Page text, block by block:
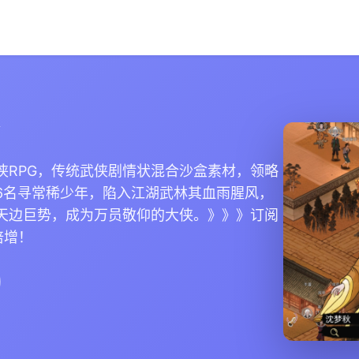
RPG，传统武侠剧情状混合沙盒素材，领略
寻常稀少年，陷入江湖武林其血雨腥风，
边巨势，成为万员敬仰的大侠。》》》订阅
！